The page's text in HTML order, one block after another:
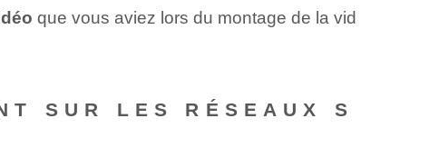
que vous aviez lors du montage de la vid
SUR LES RÉSEAUX S